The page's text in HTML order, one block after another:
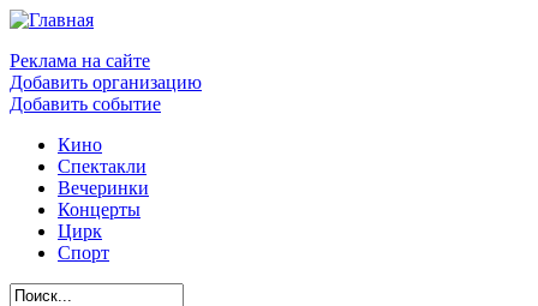
Реклама на сайте
Добавить организацию
Добавить событие
Кино
Спектакли
Вечеринки
Концерты
Цирк
Спорт